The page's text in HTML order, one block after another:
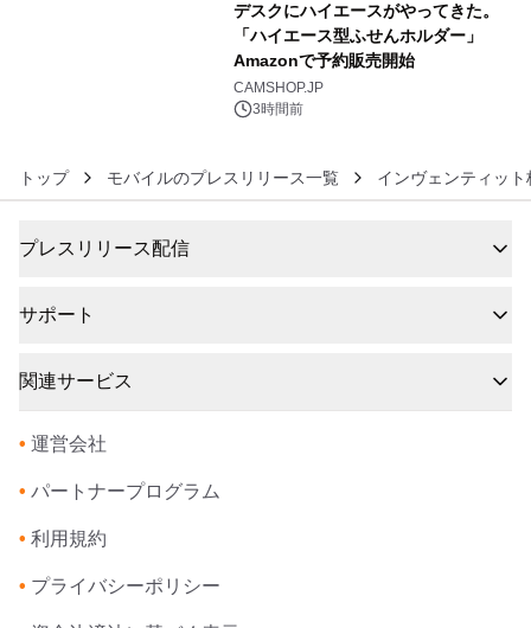
デスクにハイエースがやってきた。
「ハイエース型ふせんホルダー」
Amazonで予約販売開始
CAMSHOP.JP
3時間前
トップ モバイルのプレスリリース一覧 インヴェンティット
プレスリリース配信
サポート
関連サービス
• 運営会社
• パートナープログラム
• 利用規約
• プライバシーポリシー